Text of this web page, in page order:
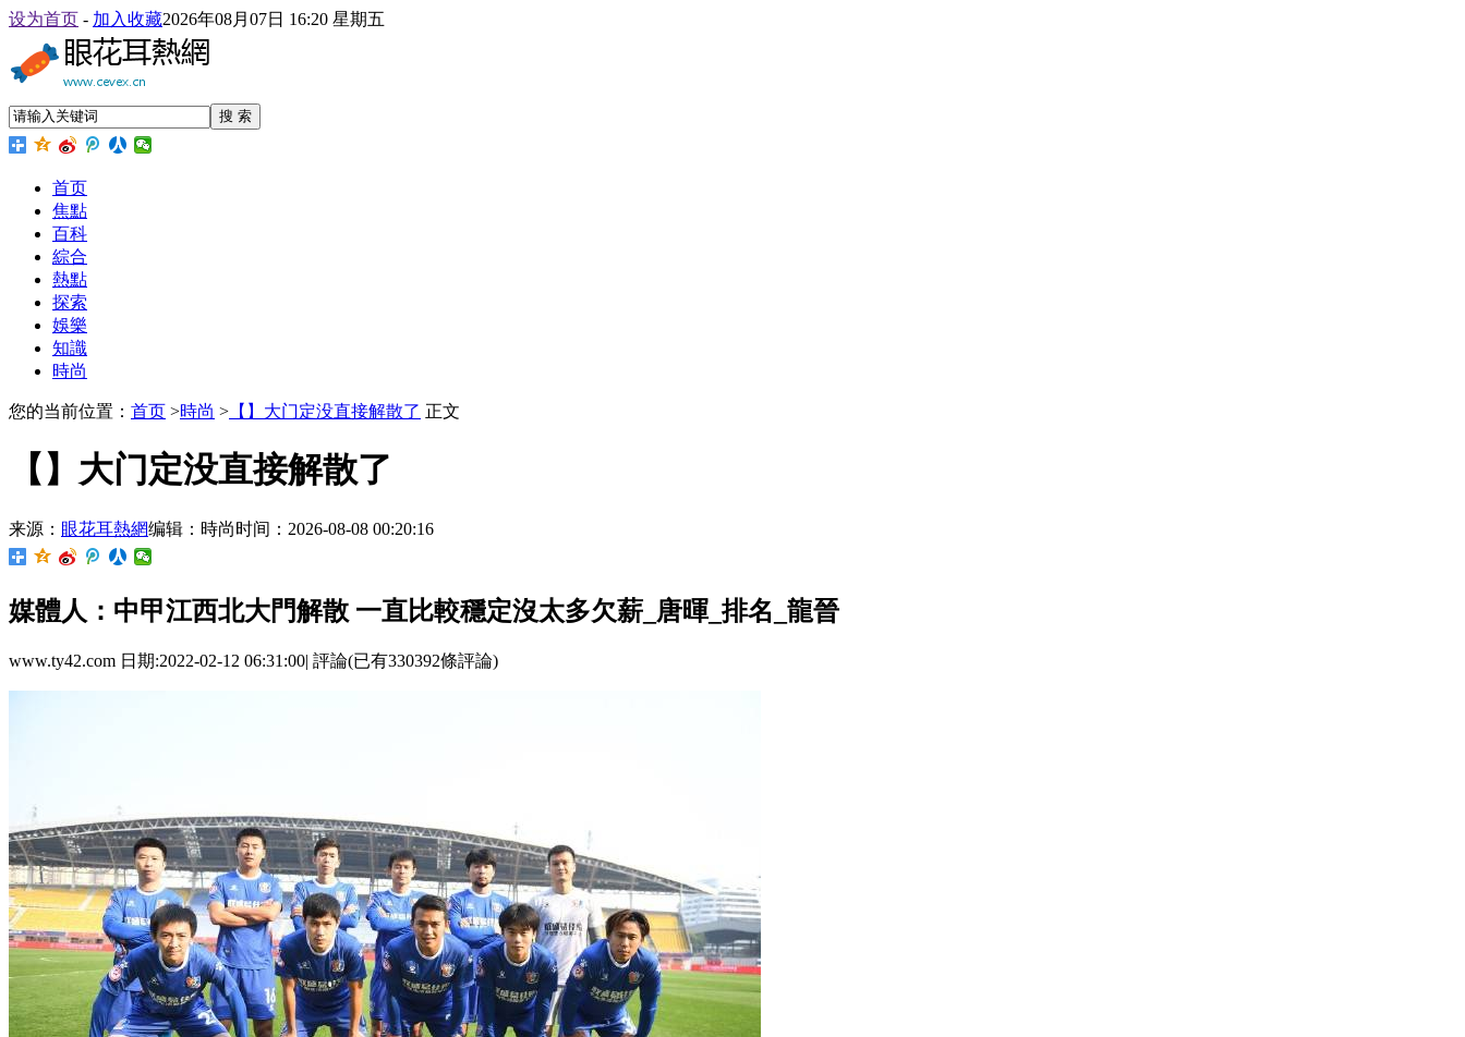
设为首页 - 加入收藏2026年08月07日 16:20 星期五
搜 索
首页
焦點
百科
綜合
熱點
探索
娛樂
知識
時尚
您的当前位置： 首页 >時尚 > 【】大门定没直接解散了 正文
【】大门定没直接解散了
来源： 眼花耳熱網编辑：時尚时间：2026-08-08 00:20:16
媒體人 ：中甲江西北大門解散 一直比較穩定沒太多欠薪_唐暉_排名_龍晉
www.ty42.com 日期:2022-02-12 06:31:00| 評論(已有330392條評論)